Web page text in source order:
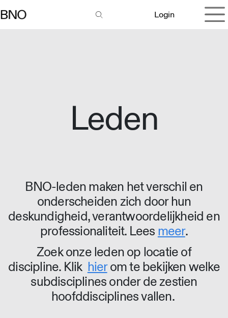
Login
Leden
BNO-leden maken het verschil en
onderscheiden zich door hun
deskundigheid, verantwoordelijkheid en
professionaliteit. Lees meer.
Zoek onze leden op locatie of
discipline. Klik hierom te bekijken welke
subdisciplines onder de zestien
hoofddisciplines vallen.